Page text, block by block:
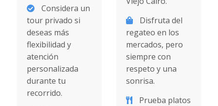
Considera un
tour privado si
deseas más
flexibilidad y
atención
personalizada
durante tu
recorrido.
Disfruta del
regateo en los
mercados, pero
siempre con
respeto y una
sonrisa.
Prueba platos